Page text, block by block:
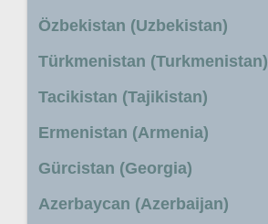
Özbekistan (Uzbekistan)
Türkmenistan (Turkmenistan)
Tacikistan (Tajikistan)
Ermenistan (Armenia)
Gürcistan (Georgia)
Azerbaycan (Azerbaijan)